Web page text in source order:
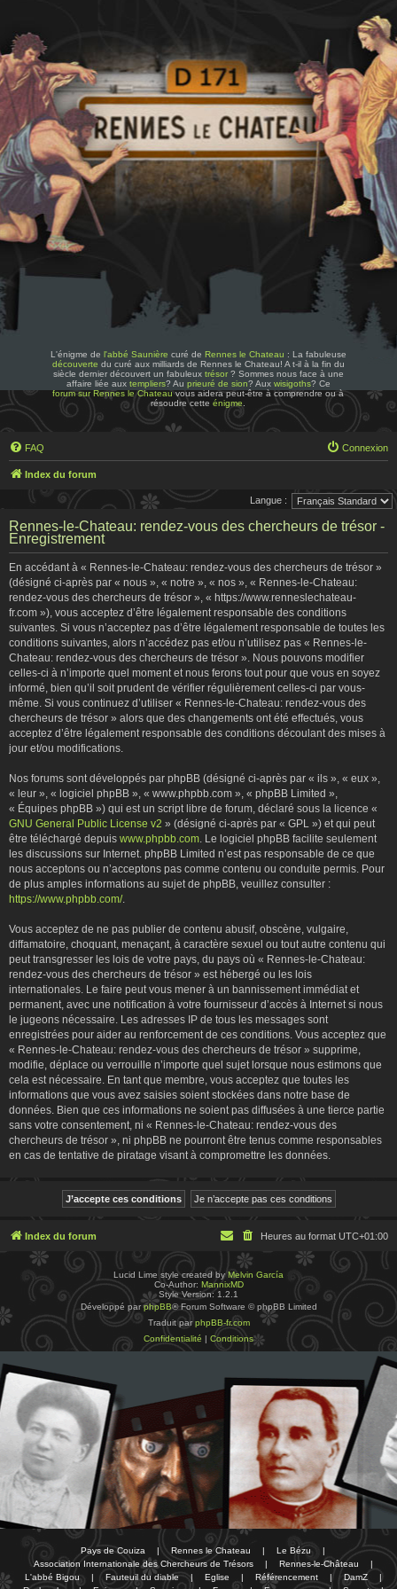
L'énigme de l'abbé Saunière curé de Rennes le Chateau : La fabuleuse
découverte du curé aux milliards de Rennes le Chateau! A t-il à la fin du
siècle dernier découvert un fabuleux trésor? Sommes nous face à une
affaire liée aux templiers? Au prieuré de sion? Aux wisigoths? Ce
forum sur Rennes le Chateauvous aidera peut-être à comprendre ou à
résoudre cetteénigme
FAQ Connexion
Index du forum
Langue :
Rennes-le-Chateau: rendez-vous des chercheurs de trésor -
Enregistrement
En accédant à « Rennes-le-Chateau: rendez-vous des chercheurs de trésor »
(désigné ci-après par « nous », « notre », « nos », « Rennes-le-Chateau:
rendez-vous des chercheurs de trésor », « https://www.renneslechateau-
fr.com »), vous acceptez d’être légalement responsable des conditions
suivantes. Si vous n’acceptez pas d’être légalement responsable de toutes les
conditions suivantes, alors n’accédez pas et/ou n’utilisez pas « Rennes-le-
Chateau: rendez-vous des chercheurs de trésor ». Nous pouvons modifier
celles-ci à n’importe quel moment et nous ferons tout pour que vous en soyez
informé, bien qu’il soit prudent de vérifier régulièrement celles-ci par vous-
même. Si vous continuez d’utiliser « Rennes-le-Chateau: rendez-vous des
chercheurs de trésor » alors que des changements ont été effectués, vous
acceptez d’être légalement responsable des conditions découlant des mises à
jour et/ou modifications.
Nos forums sont développés par phpBB (désigné ci-après par « ils », « eux »,
« leur », « logiciel phpBB », « www.phpbb.com », « phpBB Limited »,
« Équipes phpBB ») qui est un script libre de forum, déclaré sous la licence «
GNU General Public License v2 » (désigné ci-après par « GPL ») et qui peut
être téléchargé depuis www.phpbb.com. Le logiciel phpBB facilite seulement
les discussions sur Internet. phpBB Limited n’est pas responsable de ce que
nous acceptons ou n’acceptons pas comme contenu ou conduite permis. Pour
de plus amples informations au sujet de phpBB, veuillez consulter :
https://www.phpbb.com/.
Vous acceptez de ne pas publier de contenu abusif, obscène, vulgaire,
diffamatoire, choquant, menaçant, à caractère sexuel ou tout autre contenu qui
peut transgresser les lois de votre pays, du pays où « Rennes-le-Chateau:
rendez-vous des chercheurs de trésor » est hébergé ou les lois
internationales. Le faire peut vous mener à un bannissement immédiat et
permanent, avec une notification à votre fournisseur d’accès à Internet si nous
le jugeons nécessaire. Les adresses IP de tous les messages sont
enregistrées pour aider au renforcement de ces conditions. Vous acceptez que
« Rennes-le-Chateau: rendez-vous des chercheurs de trésor » supprime,
modifie, déplace ou verrouille n’importe quel sujet lorsque nous estimons que
cela est nécessaire. En tant que membre, vous acceptez que toutes les
informations que vous avez saisies soient stockées dans notre base de
données. Bien que ces informations ne soient pas diffusées à une tierce partie
sans votre consentement, ni « Rennes-le-Chateau: rendez-vous des
chercheurs de trésor », ni phpBB ne pourront être tenus comme responsables
en cas de tentative de piratage visant à compromettre les données.
Index du forum Heures au format UTC+01:00
Lucid Lime style created byMelvin García
Co-Author: MannixMD
Style Version: 1.2.1
Développé parphpBB® Forum Software © phpBB Limited
Traduit parphpBB-fr.com
Confidentialité | Conditions
Pays de Couiza | Rennes le Chateau | Le Bézu
|
Association Internationale des Chercheurs de Trésors
| Rennes-le-Château
|
L'abbé Bigou
| Fauteuil du diable | Eglise | Référencement | DamZ
|